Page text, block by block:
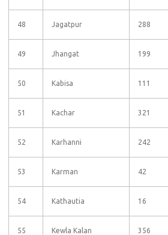
48 Jagatpur 288
49 Jhangat 199
50 Kabisa 111
51 Kachar 321
52 Karhanni 242
53 Karman 42
54 Kathautia 16
55 Kewla Kalan 356